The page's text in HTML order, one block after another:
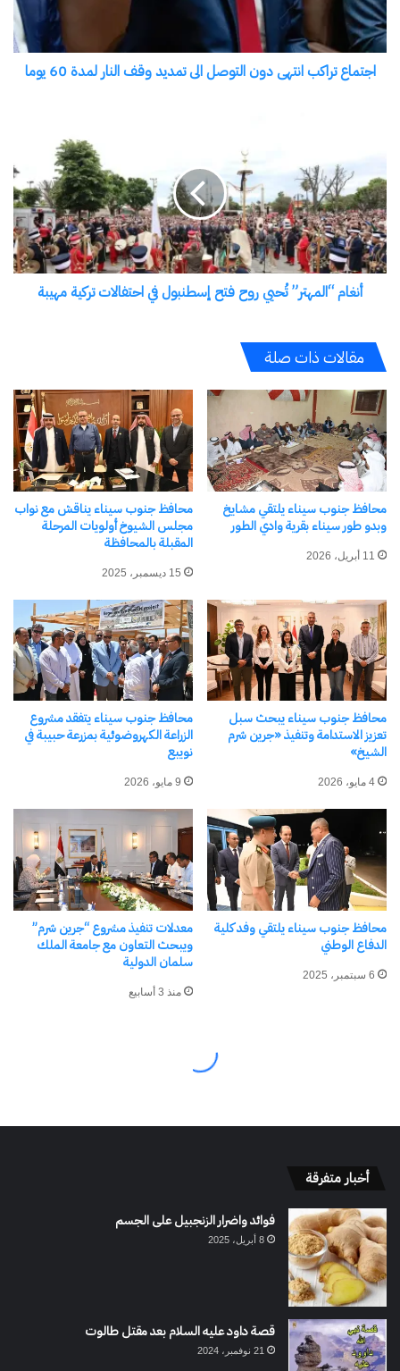
أخبار متفرقة
فوائد واضرار الزنجبيل على الجسم
8 أبريل، 2025
قصة داود عليه السلام بعد مقتل طالوت
21 نوفمبر، 2024